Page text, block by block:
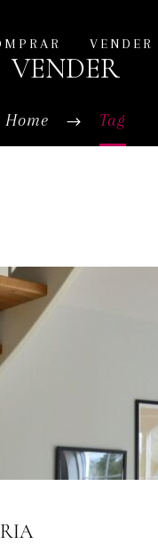
VENDER
VENDER
Home Tag